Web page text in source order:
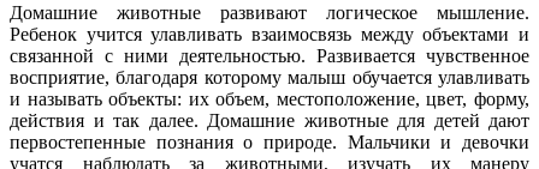
Домашние животные развивают логическое мышление.
Ребенок учится улавливать взаимосвязь между объектами и
связанной с ними деятельностью. Развивается чувственное
восприятие, благодаря которому малыш обучается улавливать
и называть объекты: их объем, местоположение, цвет, форму,
действия и так далее. Домашние животные для детей дают
первостепенные познания о природе. Мальчики и девочки
учатся наблюдать за животными, изучать их манеру